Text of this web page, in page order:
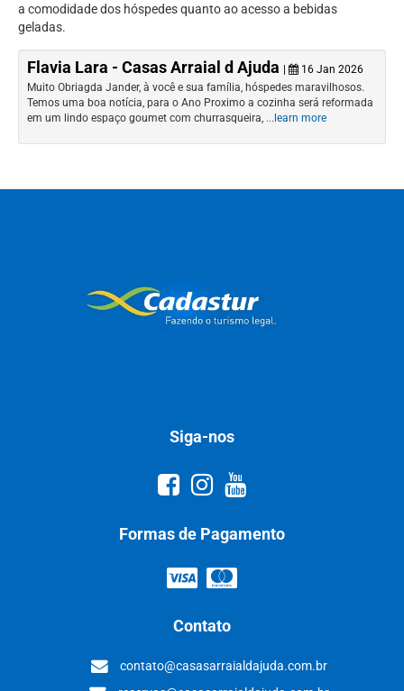
a comodidade dos hóspedes quanto ao acesso a bebidas
geladas.
Flavia Lara - Casas Arraial d Ajuda |
16 Jan 2026
Muito Obriagda Jander, à você e sua família, hóspedes maravilhosos.
Temos uma boa notícia, para o Ano Proximo a cozinha será reformada
em um lindo espaço goumet com churrasqueira, ...learn more
Siga-nos
Formas de Pagamento
Contato
contato@casasarraialdajuda.com.br